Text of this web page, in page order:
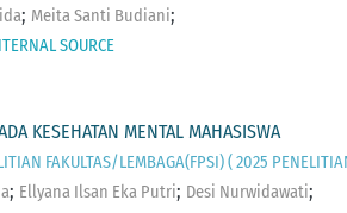
; Meita Santi Budiani;
SOURCE
KESEHATAN MENTAL MAHASISWA
FAKULTAS/LEMBAGA(FPSI) ( 2025
; Ellyana Ilsan Eka Putri; Desi Nurwidawati;